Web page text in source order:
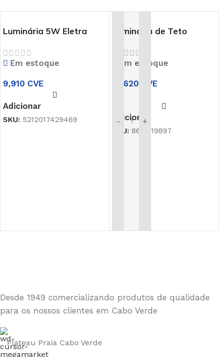
Luminária 5W Eletra
Em estoque
9,910 CVE
Adicionar
SKU: 5212017429469
Luminária de Teto
Em estoque
19,620 CVE
- +
Adicionar
SKU: 861-019897
Desde 1949 comercializando produtos de qualidade
para os nossos clientes em Cabo Verde
Plateau Praia Cabo Verde